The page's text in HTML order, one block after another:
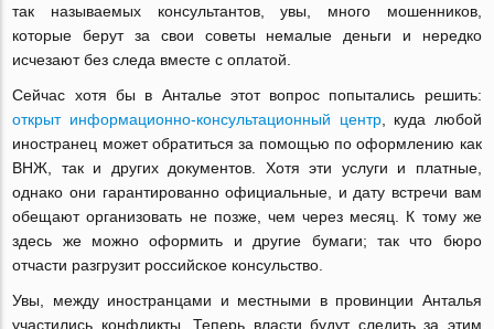
так называемых консультантов, увы, много мошенников,
которые берут за свои советы немалые деньги и нередко
исчезают без следа вместе с оплатой.
Сейчас хотя бы в Анталье этот вопрос попытались решить:
открыт информационно-консультационный центр, куда любой
иностранец может обратиться за помощью по оформлению как
ВНЖ, так и других документов. Хотя эти услуги и платные,
однако они гарантированно официальные, и дату встречи вам
обещают организовать не позже, чем через месяц. К тому же
здесь же можно оформить и другие бумаги; так что бюро
отчасти разгрузит российское консульство.
Увы, между иностранцами и местными в провинции Анталья
участились конфликты. Теперь власти будут следить за этим